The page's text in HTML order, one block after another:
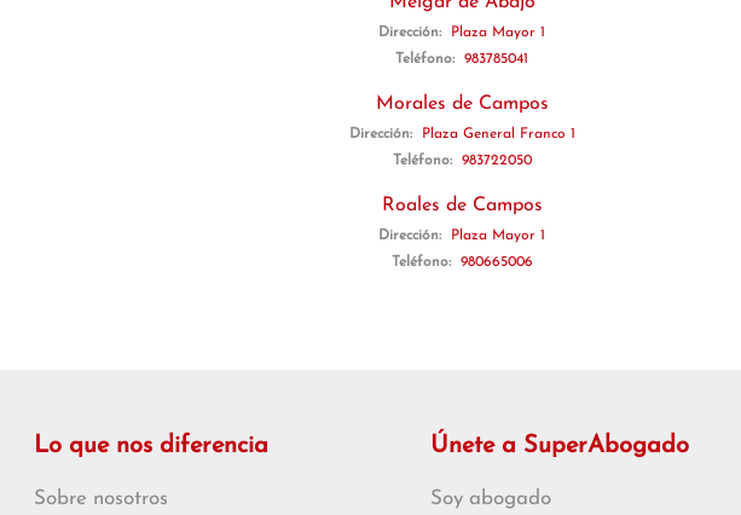
Dirección:
Plaza Mayor 1
Teléfono:
983785041
Morales de Campos
Dirección:
Plaza General Franco 1
Teléfono:
983722050
Roales de Campos
Dirección:
Plaza Mayor 1
Teléfono:
980665006
Lo que nos diferencia
Sobre nosotros
Únete a SuperAbogado
Soy abogado